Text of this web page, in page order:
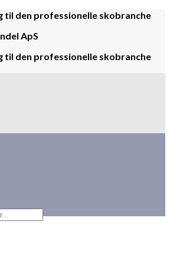
til den professionelle skobranche
ApS
til den professionelle skobranche